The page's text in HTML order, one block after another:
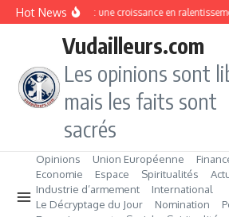
Aller au contenu
Hot NewsGambie : une croissance en
Vudailleurs.com
Les opinions sont
mais les faits sont
sacrés
Opinions Union Européenne
Economie
Espace Spiritualités
Industrie d’armement
International
Le Décryptage du Jour
Nomination